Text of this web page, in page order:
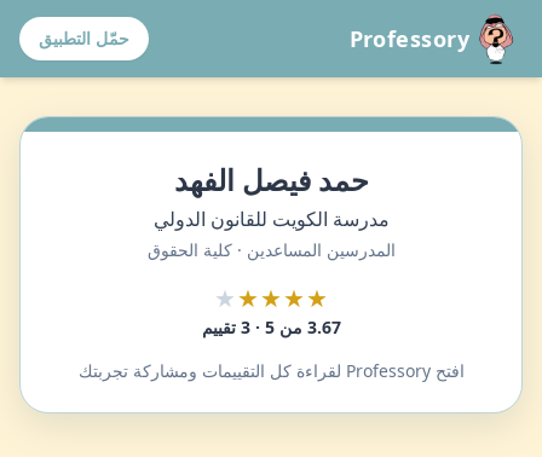
Professory حمّل التطبيق
حمد فيصل الفهد
مدرسة الكويت للقانون الدولي
المدرسين المساعدين · كلية الحقوق
★★★★
★
3.67 من 5 · 3 تقييم
افتح Professory لقراءة كل التقييمات ومشاركة تجربتك